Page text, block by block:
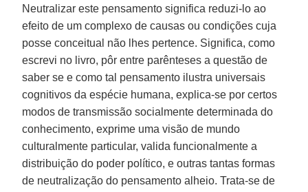
Neutralizar este pensamento significa reduzi-lo ao
efeito de um complexo de causas ou condições cuja
posse conceitual não lhes pertence. Significa, como
escrevi no livro, pôr entre parênteses a questão de
saber se e como tal pensamento ilustra universais
cognitivos da espécie humana, explica-se por certos
modos de transmissão socialmente determinada do
conhecimento, exprime uma visão de mundo
culturalmente particular, valida funcionalmente a
distribuição do poder político, e outras tantas formas
de neutralização do pensamento alheio. Trata-se de